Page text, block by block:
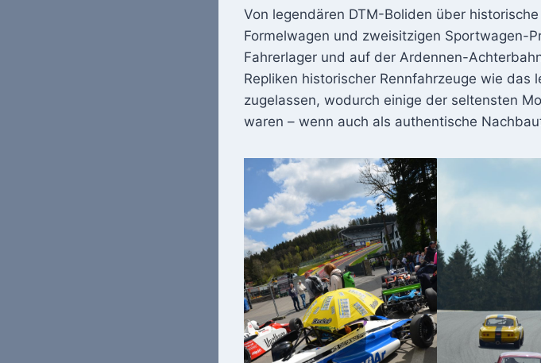
Von legendären DTM-Boliden über
Formelwagen und zweisitzigen Sportwagen-
Fahrerlager und auf der Ardennen-
Repliken historischer Rennfahrzeuge wie das
zugelassen, wodurch einige der seltensten
waren – wenn auch als authentische